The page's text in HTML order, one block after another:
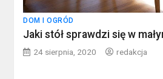
DOM I OGRÓD
Jaki stół sprawdzi się w
24 sierpnia, 2020 redakcja